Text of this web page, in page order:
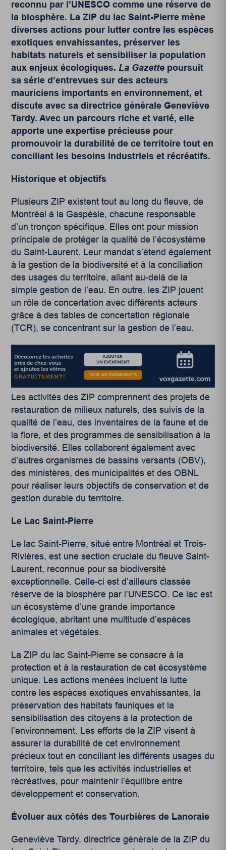
reconnu par l’UNESCO comme une réserve de
la biosphère. La ZIP du lac Saint-Pierre mène
diverses actions pour lutter contre les espèces
exotiques envahissantes, préserver les
habitats naturels et sensibiliser la population
aux enjeux écologiques. La Gazette poursuit
sa série d’entrevues sur des acteurs
mauriciens importants en environnement, et
discute avec sa directrice générale Geneviève
Tardy. Avec un parcours riche et varié, elle
apporte une expertise précieuse pour
promouvoir la durabilité de ce territoire tout en
conciliant les besoins industriels et récréatifs.
Historique et objectifs
Plusieurs ZIP existent tout au long du fleuve, de
Montréal à la Gaspésie, chacune responsable
d’un tronçon spécifique. Elles ont pour mission
principale de protéger la qualité de l’écosystème
du Saint-Laurent. Leur mandat s’étend également
à la gestion de la biodiversité et à la conciliation
des usages du territoire, allant au-delà de la
simple gestion de l’eau. En outre, les ZIP jouent
un rôle de concertation avec différents acteurs
grâce à des tables de concertation régionale
(TCR), se concentrant sur la gestion de l’eau.
Les activités des ZIP comprennent des projets de
restauration de milieux naturels, des suivis de la
qualité de l’eau, des inventaires de la faune et de
la flore, et des programmes de sensibilisation à la
biodiversité. Elles collaborent également avec
d’autres organismes de bassins versants (OBV),
des ministères, des municipalités et des OBNL
pour réaliser leurs objectifs de conservation et de
gestion durable du territoire.
Le Lac Saint-Pierre
Le lac Saint-Pierre, situé entre Montréal et Trois-
Rivières, est une section cruciale du fleuve Saint-
Laurent, reconnue pour sa biodiversité
exceptionnelle. Celle-ci est d’ailleurs classée
réserve de la biosphère par l’UNESCO. Ce lac est
un écosystème d’une grande importance
écologique, abritant une multitude d’espèces
animales et végétales.
La ZIP du lac Saint-Pierre se consacre à la
protection et à la restauration de cet écosystème
unique. Les actions menées incluent la lutte
contre les espèces exotiques envahissantes, la
préservation des habitats fauniques et la
sensibilisation des citoyens à la protection de
l’environnement. Les efforts de la ZIP visent à
assurer la durabilité de cet environnement
précieux tout en conciliant les différents usages du
territoire, tels que les activités industrielles et
récréatives, pour maintenir l’équilibre entre
développement et conservation.
Évoluer aux côtés des Tourbières de Lanoraie
Geneviève Tardy, directrice générale de la ZIP du